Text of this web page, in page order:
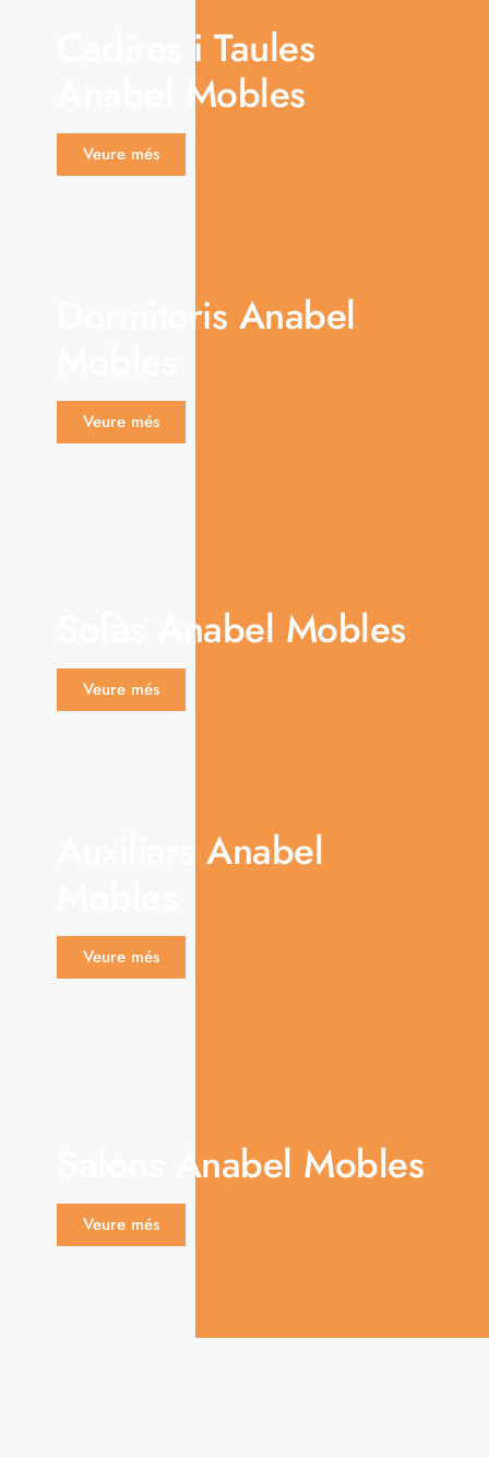
Cadires i Taules
Anabel Mobles
Veure més
Dormitoris Anabel
Veure més
Sofàs Anabel Mobles
Veure més
Auxiliars Anabel
Veure més
Salons Anabel Mobles
Veure més